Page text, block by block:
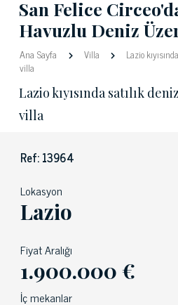
San Felice
Havuzlu Deniz
Ana Sayfa Villa
Lazio
villa
Lazio kıyısında satılık
villa
Ref: 13964
Lokasyon
Lazio
Fiyat Aralığı
1.900.000 €
İç mekanlar